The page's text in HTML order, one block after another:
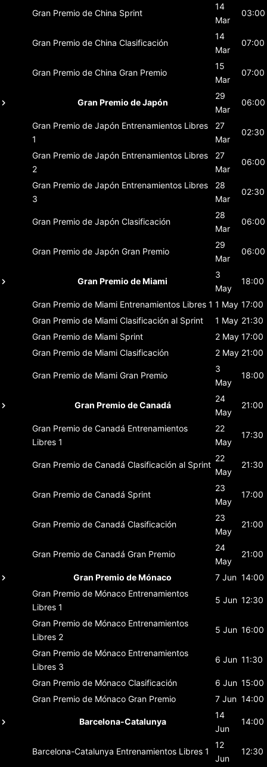
Gran Premio de China Sprint
14
Mar
03:00
Gran Premio de China Clasificación
14
Mar
07:00
Gran Premio de China Gran Premio
15
Mar
07:00
Gran Premio de Japón
29
Mar
06:00
Gran Premio de Japón Entrenamientos Libres
1
27
Mar
02:30
Gran Premio de Japón Entrenamientos Libres
2
27
Mar
06:00
Gran Premio de Japón Entrenamientos Libres
3
28
Mar
02:30
Gran Premio de Japón Clasificación
28
Mar
06:00
Gran Premio de Japón Gran Premio
29
Mar
06:00
Gran Premio de Miami
3
May
18:00
Gran Premio de Miami Entrenamientos Libres 1 1 May 17:00
Gran Premio de Miami Clasificación al Sprint 1 May 21:30
Gran Premio de Miami Sprint 2 May 17:00
Gran Premio de Miami Clasificación 2 May 21:00
Gran Premio de Miami Gran Premio
3
May
18:00
Gran Premio de Canadá
24
May
21:00
Gran Premio de Canadá Entrenamientos
Libres 1
22
May
17:30
Gran Premio de Canadá Clasificación al Sprint
22
May
21:30
Gran Premio de Canadá Sprint
23
May
17:00
Gran Premio de Canadá Clasificación
23
May
21:00
Gran Premio de Canadá Gran Premio
24
May
21:00
Gran Premio de Mónaco 7 Jun 14:00
Gran Premio de Mónaco Entrenamientos
Libres 1
5 Jun 12:30
Gran Premio de Mónaco Entrenamientos
Libres 2
5 Jun 16:00
Gran Premio de Mónaco Entrenamientos
Libres 3
6 Jun 11:30
Gran Premio de Mónaco Clasificación 6 Jun 15:00
Gran Premio de Mónaco Gran Premio 7 Jun 14:00
Barcelona-Catalunya
14
Jun
14:00
Barcelona-Catalunya Entrenamientos Libres 1
12
Jun
12:30